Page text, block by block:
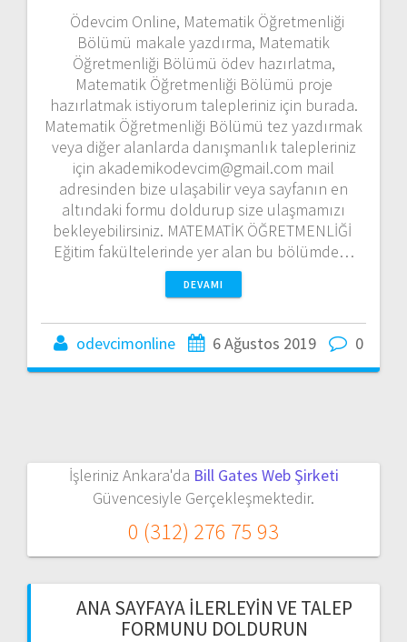
Ödevcim Online, Matematik Öğretmenliği
Bölümü makale yazdırma, Matematik
Öğretmenliği Bölümü ödev hazırlatma,
Matematik Öğretmenliği Bölümü proje
hazırlatmak istiyorum talepleriniz için burada.
Matematik Öğretmenliği Bölümü tez yazdırmak
veya diğer alanlarda danışmanlık talepleriniz
için akademikodevcim@gmail.com mail
adresinden bize ulaşabilir veya sayfanın en
altındaki formu doldurup size ulaşmamızı
bekleyebilirsiniz. MATEMATİK ÖĞRETMENLİĞİ
Eğitim fakültelerinde yer alan bu bölümde…
DEVAMI
odevcimonline 6 Ağustos 2019 0
İşleriniz Ankara'da Bill Gates Web Şirketi
Güvencesiyle Gerçekleşmektedir.
0 (312) 276 75 93
ANA SAYFAYA İLERLEYIN VE TALEP
FORMUNU DOLDURUN